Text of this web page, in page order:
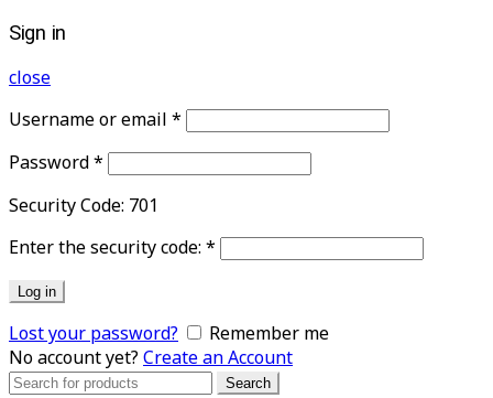
Sign in
close
Username or email *
Password*
Security Code: 701
Enter the security code: *
Log in
Lost your password?
Remember me
No account yet? Create an Account
Search
Search